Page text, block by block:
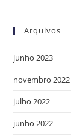
Arquivos
junho 2023
novembro 2022
julho 2022
junho 2022